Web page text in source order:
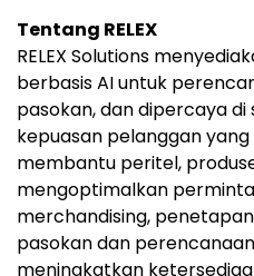
Tentang RELEX
RELEX Solutions
berbasis AI untuk
pasokan, dan dipercaya di
kepuasan pelanggan yang
membantu peritel,
mengoptimalkan
merchandising,
pasokan dan
meningkatkan